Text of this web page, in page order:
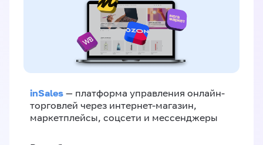
inSales — платформа управления онлайн-
торговлей через интернет-магазин,
маркетплейсы, соцсети и мессенджеры